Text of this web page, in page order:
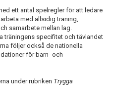
ett antal spelregler för att ledare
med allsidig träning,
samarbete mellan lag.
träningens specifitet och tävlandet
följer också de nationella
för barn- och
under rubriken Trygga